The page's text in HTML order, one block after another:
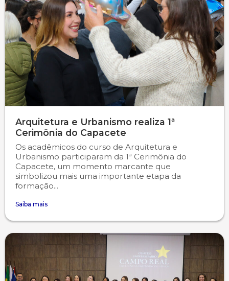
Arquitetura e Urbanismo realiza 1ª
Cerimônia do Capacete
Os acadêmicos do curso de Arquitetura e
Urbanismo participaram da 1ª Cerimônia do
Capacete, um momento marcante que
simbolizou mais uma importante etapa da
formação...
Saiba mais